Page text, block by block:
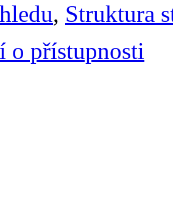
, Struktura
o přístupnosti